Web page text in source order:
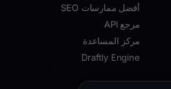
أفضل ممارسات SEO
مرجع API
مركز المساعدة
Draftly Engine